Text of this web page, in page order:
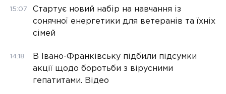
15:07
Стартує новий набір на навчання із
сонячної енергетики для ветеранів та їхніх
сімей
14:18
В Івано-Франківську підбили підсумки
акції щодо боротьби з вірусними
гепатитами. Відео